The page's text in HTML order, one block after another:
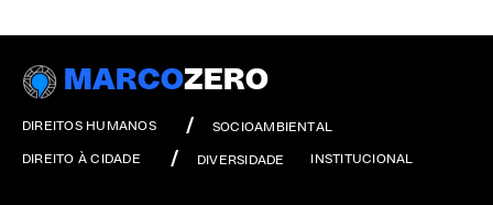
MARCOZERO
DIREITOS HUMANOS SOCIOAMBIENTAL
DIREITO À CIDADE DIVERSIDADE INSTITUCIONAL